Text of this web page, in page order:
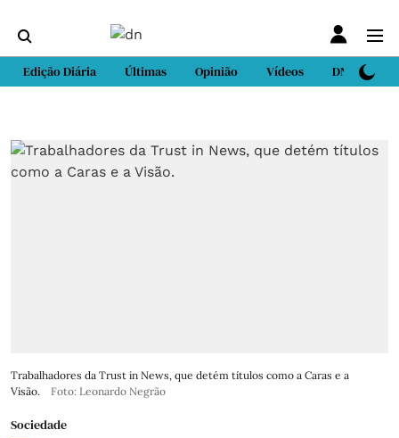
Edição Diária Últimas Opinião Vídeos DN Sport
Trabalhadores da Trust in News, que detém títulos como a Caras e a
Visão.
Foto: Leonardo Negrão
Sociedade